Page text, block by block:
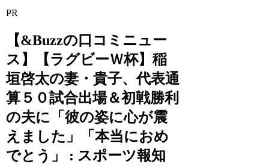
PR
【&Buzzの口コミニュー
ス】【ラグビーＷ杯】稲
垣啓太の妻・貴子、代表通
算５０試合出場＆初戦勝利
の夫に「彼の姿に心が震
えました」「本当におめ
でとう」 : スポーツ報知